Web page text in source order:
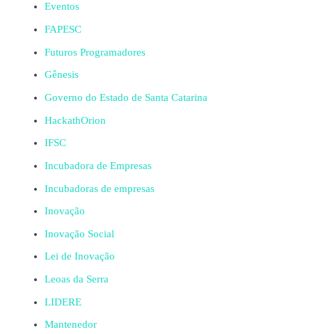
Eventos
FAPESC
Futuros Programadores
Gênesis
Governo do Estado de Santa Catarina
HackathOrion
IFSC
Incubadora de Empresas
Incubadoras de empresas
Inovação
Inovação Social
Lei de Inovação
Leoas da Serra
LIDERE
Mantenedor